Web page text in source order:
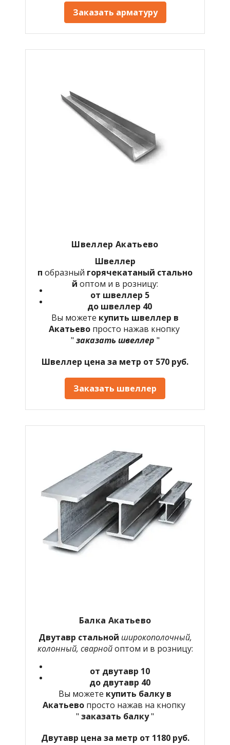
Заказать арматуру
Швеллер Акатьево
Швеллер
п образный горячекатаный стально
й оптом и в розницу:
от швеллер 5
до швеллер 40
Вы можете купить швеллер в
Акатьево просто нажав кнопку
" заказать швеллер "
Швеллер цена за метр от 570 руб.
Заказать швеллер
Балка Акатьево
Двутавр стальной широкополочный,
колонный, сварнойоптом и в розницу:
от двутавр 10
до двутавр 40
Вы можете купить балку в
Акатьево просто нажав на кнопку
" заказать балку"
Двутавр цена за метр от 1180 руб.